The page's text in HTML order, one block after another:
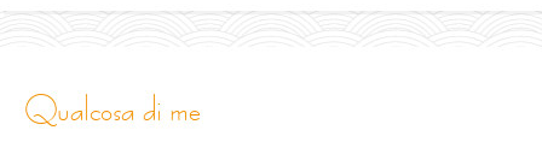
qualcosa di me